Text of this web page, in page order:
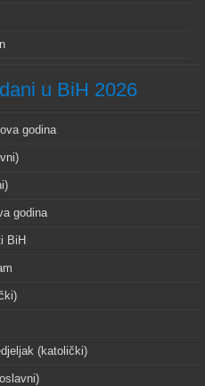
u BiH 2026
godina
godina
BiH
(katolički)